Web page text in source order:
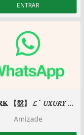
ENTRAR
𝕯 ` 𝐀𝐑𝐊 【盤】 𝓛 ` 𝑈𝑋𝑈𝑅𝑌 | ` #𝐶𝐻𝐴𝑇 ~ ཹ
Amizade